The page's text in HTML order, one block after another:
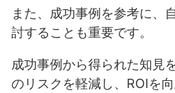
また、成功事例を参考に、
討することも重要です。
成功事例から得られた知見
のリスクを軽減し、ROIを